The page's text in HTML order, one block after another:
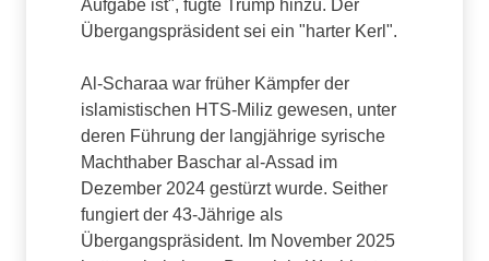
Aufgabe ist", fügte Trump hinzu. Der
Übergangspräsident sei ein "harter Kerl".
Al-Scharaa war früher Kämpfer der
islamistischen HTS-Miliz gewesen, unter
deren Führung der langjährige syrische
Machthaber Baschar al-Assad im
Dezember 2024 gestürzt wurde. Seither
fungiert der 43-Jährige als
Übergangspräsident. Im November 2025